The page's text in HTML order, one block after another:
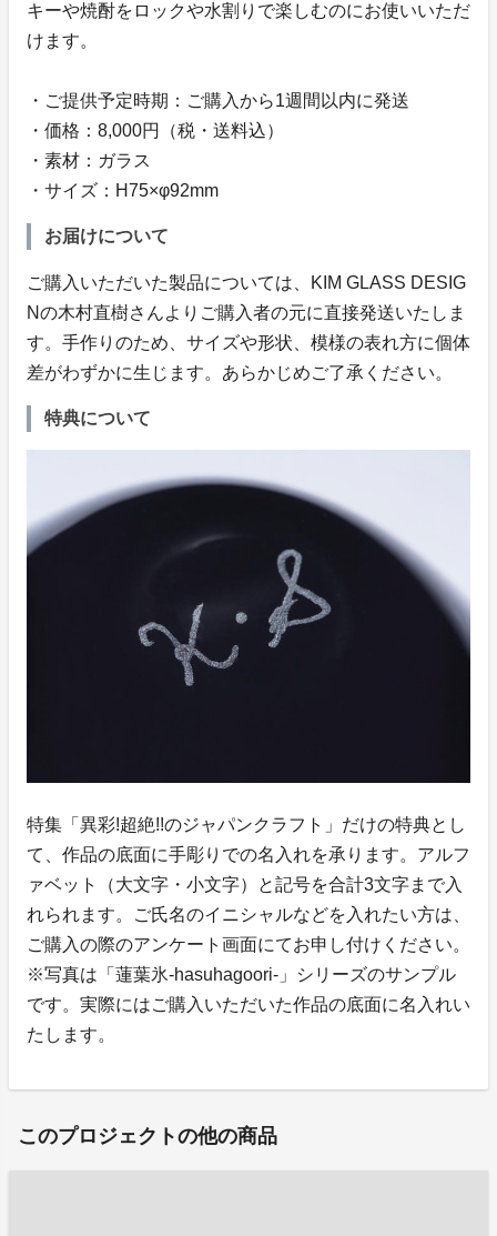
キーや焼酎をロックや水割りで楽しむのにお使いいただ
けます。
・ご提供予定時期：ご購入から1週間以内に発送
・価格：8,000円（税・送料込）
・素材：ガラス
・サイズ：H75×φ92mm
お届けについて
ご購入いただいた製品については、KIM GLASS DESIG
Nの木村直樹さんよりご購入者の元に直接発送いたしま
す。手作りのため、サイズや形状、模様の表れ方に個体
差がわずかに生じます。あらかじめご了承ください。
特典について
特集「異彩!超絶!!のジャパンクラフト」だけの特典とし
て、作品の底面に手彫りでの名入れを承ります。アルフ
ァベット（大文字・小文字）と記号を合計3文字まで入
れられます。ご氏名のイニシャルなどを入れたい方は、
ご購入の際のアンケート画面にてお申し付けください。
※写真は「蓮葉氷-hasuhagoori-」シリーズのサンプル
です。実際にはご購入いただいた作品の底面に名入れい
たします。
このプロジェクトの他の商品